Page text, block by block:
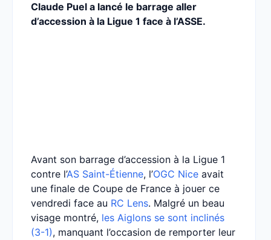
Claude Puel a lancé le barrage aller
d’accession à la Ligue 1 face à l’ASSE.
Avant son barrage d’accession à la Ligue 1
contre l’AS Saint-Étienne, l’OGC Nice avait
une finale de Coupe de France à jouer ce
vendredi face au RC Lens. Malgré un beau
visage montré, les Aiglons se sont inclinés
(3-1), manquant l’occasion de remporter leur